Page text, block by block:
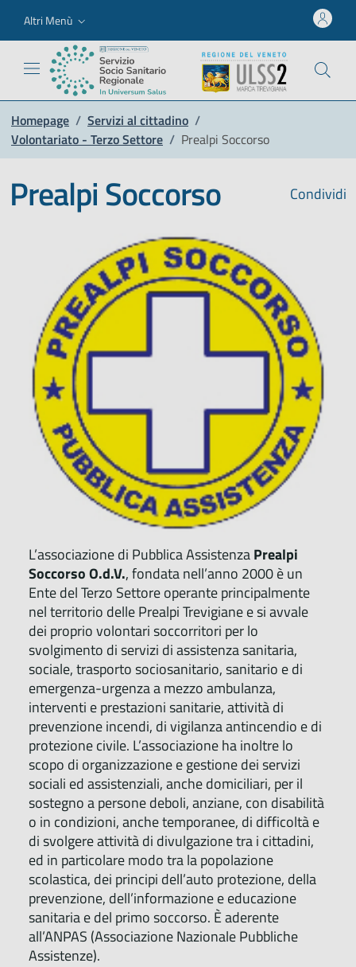
Altri Menù
Homepage / Servizi al cittadino /
Volontariato - Terzo Settore / Prealpi Soccorso
Condividi
Prealpi Soccorso
L’associazione di Pubblica AssistenzaPrealpi
SoccorsoO.d.V., fondata nell’anno 2000 è un
Ente del Terzo Settore operante principalmente
nel territorio delle Prealpi Trevigiane e si avvale
dei proprio volontari soccorritori per lo
svolgimento di servizi di assistenza sanitaria,
sociale, trasporto sociosanitario, sanitario e di
emergenza-urgenza a mezzo ambulanza,
interventi e prestazioni sanitarie, attività di
prevenzione incendi, di vigilanza antincendio e di
protezione civile. L’associazione ha inoltre lo
scopo di organizzazione e gestione dei servizi
sociali ed assistenziali, anche domiciliari, per il
sostegno a persone deboli, anziane, con disabilità
o in condizioni, anche temporanee, di difficoltà e
di svolgere attività di divulgazione tra i cittadini,
ed in particolare modo tra la popolazione
scolastica, dei principi dell’auto protezione, della
prevenzione, dell’informazione e educazione
sanitaria e del primo soccorso. È aderente
all’ANPAS (Associazione Nazionale Pubbliche
Assistenze).